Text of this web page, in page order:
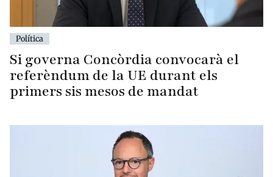
Política
Si governa Concòrdia convocarà el
referèndum de la UE durant els
primers sis mesos de mandat